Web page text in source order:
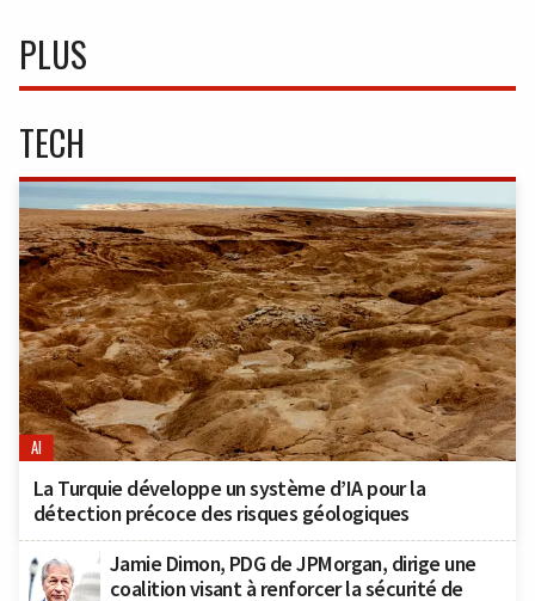
PLUS
TECH
AI
La Turquie développe un système d’IA pour la
détection précoce des risques géologiques
Jamie Dimon, PDG de JPMorgan, dirige une
coalition visant à renforcer la sécurité de